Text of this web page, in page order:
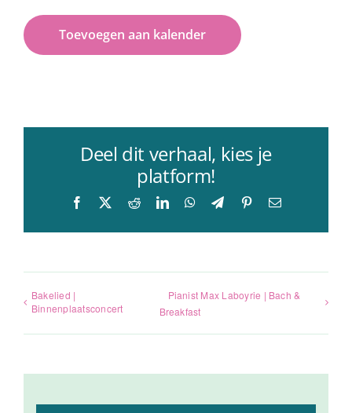
Toevoegen aan kalender
Deel dit verhaal, kies je
platform!
Facebook RedditLinkedInWhatsApp
TelegramPinterest
E-
Bakelied |
Binnenplaatsconcert
Pianist Max Laboyrie | Bach &
Breakfast